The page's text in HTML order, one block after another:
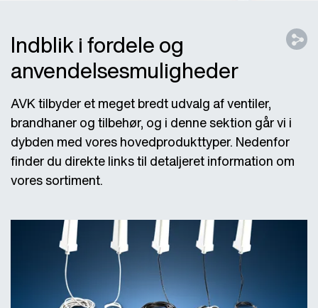
Indblik i fordele og
anvendelsesmuligheder
AVK tilbyder et meget bredt udvalg af ventiler,
brandhaner og tilbehør, og i denne sektion går vi i
dybden med vores hovedprodukttyper. Nedenfor
finder du direkte links til detaljeret information om
vores sortiment.